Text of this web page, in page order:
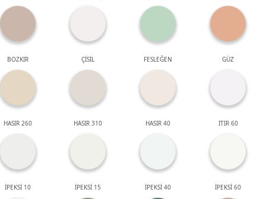
BOZKIR ÇİSİL FESLEĞEN GÜZ
HASIR 260 HASIR 310 HASIR 40 ITIR 60
İPEKSİ 10 İPEKSİ 15 İPEKSİ 40 İPEKSİ 60